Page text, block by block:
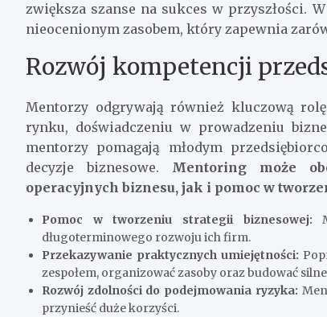
zwiększa szanse na sukces w przyszłości.
nieocenionym zasobem, który zapewnia
Rozwój kompetencji
Mentorzy odgrywają również kluczową
rynku, doświadczeniu w prowadzeniu
mentorzy pomagają młodym
decyzje biznesowe. Mentoring może
operacyjnych biznesu, jak i pomoc w
Pomoc w tworzeniu strategii biznesowej:
długoterminowego rozwoju ich firm.
Przekazywanie praktycznych umiejętności:
zespołem, organizować zasoby oraz budować
Rozwój zdolności do podejmowania ryzyka:
przynieść duże korzyści.